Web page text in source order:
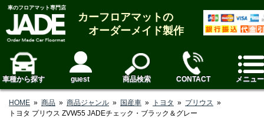
車のフロアマット専門店
カーフロアマットの
オーダーメイド製作
車種から探す guest 商品検索 CONTACT メニュー
HOME » 商品 » 商品ジャンル » 国産車 » トヨタ » プリウス »
トヨタ プリウス ZVW55 JADEチェック・ブラック＆グレー